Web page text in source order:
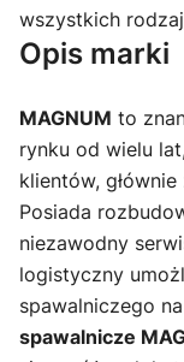
wszystkich
Opis marki
MAGNUM to
rynku od wielu
klientów,
Posiada
niezawodny
logistyczny
spawalniczego
spawalnicze